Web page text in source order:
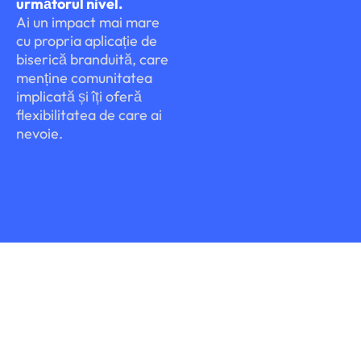
Ai un impact mai mare
cu propria aplicație de
biserică branduită, care
menține comunitatea
implicată și îți oferă
flexibilitatea de care ai
nevoie.